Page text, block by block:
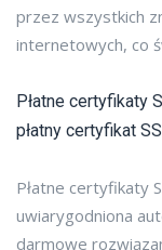
przez wszystkich
internetowych, co
Płatne certyfikaty
płatny certyfikat
Płatne certyfikaty
uwiarygodniona
darmowe